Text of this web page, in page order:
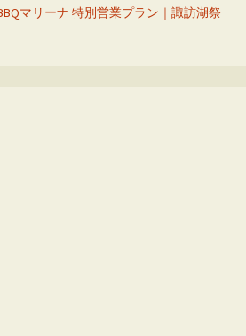
マリーナ 特別営業プラン｜諏訪湖祭